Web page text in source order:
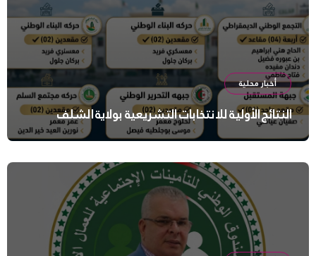
أخبار محلية
النتائج الأولية للانتخابات التشريعية بولاية الشلف